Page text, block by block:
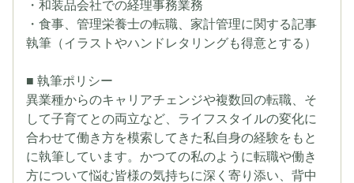
・和装品会社での経理事務業務
・食事、管理栄養士の転職、家計管理に関する記事
執筆（イラストやハンドレタリングも得意とする）
■ 執筆ポリシー
異業種からのキャリアチェンジや複数回の転職、そ
して子育てとの両立など、ライフスタイルの変化に
合わせて働き方を模索してきた私自身の経験をもと
に執筆しています。かつての私のように転職や働き
方について悩む皆様の気持ちに深く寄り添い、背中